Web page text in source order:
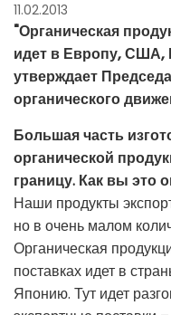
11.02.2013
"Органическая
идет в Европу,
утверждает
органического
Большая часть
органической
границу. Как вы это
Наши продукты
но в очень малом
Органическая
поставках идет в
Японию. Тут идет